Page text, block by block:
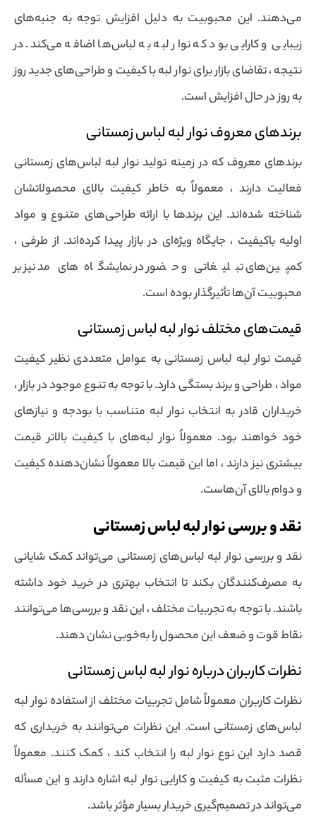
می‌دهند. این محبوبیت به دلیل افزایش توجه به جنبه‌های
زیبایی و کارایی بود که نوار لبه به لباس‌ها اضافه می‌کند. در
نتیجه ، تقاضای بازار برای نوار لبه با کیفیت و طراحی‌های جدید روز
به روز در حال افزایش است.
برندهای معروف نوار لبه لباس زمستانی
برندهای معروف که در زمینه تولید نوار لبه لباس‌های زمستانی
فعالیت دارند ، معمولاً به خاطر کیفیت بالای محصولاتشان
شناخته شده‌اند. این برندها با ارائه طراحی‌های متنوع و مواد
اولیه باکیفیت ، جایگاه ویژه‌ای در بازار پیدا کرده‌اند. از طرفی ،
کمپین‌های تبلیغاتی و حضور در نمایشگاه‌های مد نیز بر
محبوبیت آن‌ها تأثیرگذار بوده است.
قیمت‌های مختلف نوار لبه لباس زمستانی
قیمت نوار لبه لباس زمستانی به عوامل متعددی نظیر کیفیت
مواد ، طراحی و برند بستگی دارد. با توجه به تنوع موجود در بازار ،
خریداران قادر به انتخاب نوار لبه متناسب با بودجه و نیازهای
خود خواهند بود. معمولاً نوار لبه‌های با کیفیت بالاتر قیمت
بیشتری نیز دارند ، اما این قیمت بالا معمولاً نشان‌دهنده کیفیت
و دوام بالای آن‌هاست.
نقد و بررسی نوار لبه لباس زمستانی
نقد و بررسی نوار لبه لباس‌های زمستانی می‌تواند کمک شایانی
به مصرف‌کنندگان بکند تا انتخاب بهتری در خرید خود داشته
باشند. با توجه به تجربیات مختلف ، این نقد و بررسی‌ها می‌توانند
نقاط قوت و ضعف این محصول را به‌خوبی نشان دهند.
نظرات کاربران درباره نوار لبه لباس زمستانی
نظرات کاربران معمولاً شامل تجربیات مختلف از استفاده نوار لبه
لباس‌های زمستانی است. این نظرات می‌توانند به خریداری که
قصد دارد این نوع نوار لبه را انتخاب کند ، کمک کنند. معمولاً
نظرات مثبت به کیفیت و کارایی نوار لبه اشاره دارند و این مسأله
می‌تواند در تصمیم‌گیری خریدار بسیار مؤثر باشد.